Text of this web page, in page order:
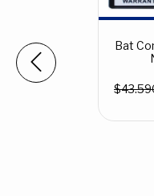
Bat